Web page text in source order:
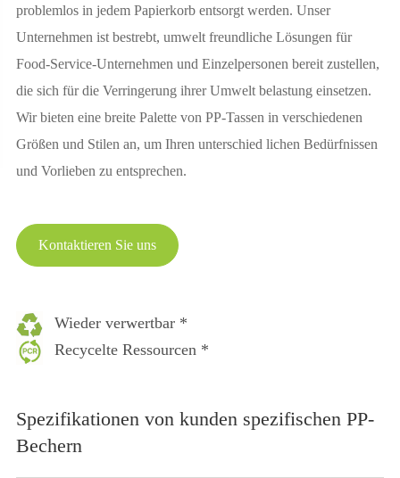
problemlos in jedem Papierkorb entsorgt werden. Unser
Unternehmen ist bestrebt, umwelt freundliche Lösungen für
Food-Service-Unternehmen und Einzelpersonen bereit zustellen,
die sich für die Verringerung ihrer Umwelt belastung einsetzen.
Wir bieten eine breite Palette von PP-Tassen in verschiedenen
Größen und Stilen an, um Ihren unterschied lichen Bedürfnissen
und Vorlieben zu entsprechen.
Kontaktieren Sie uns
Wieder verwertbar *
Recycelte Ressourcen *
Spezifikationen von kunden spezifischen PP-
Bechern